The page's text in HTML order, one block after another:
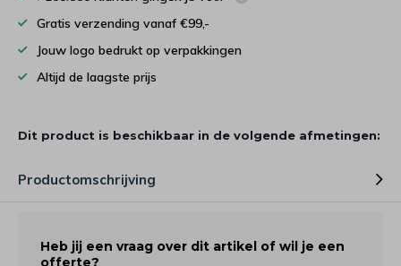
Gratis verzending vanaf €99,-
Jouw logo bedrukt op verpakkingen
Altijd de laagste prijs
Dit product is beschikbaar in de volgende afmetingen:
Productomschrijving
Heb jij een vraag over dit artikel of wil je een
offerte?